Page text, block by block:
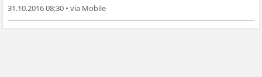
31.10.2016 08:30 •